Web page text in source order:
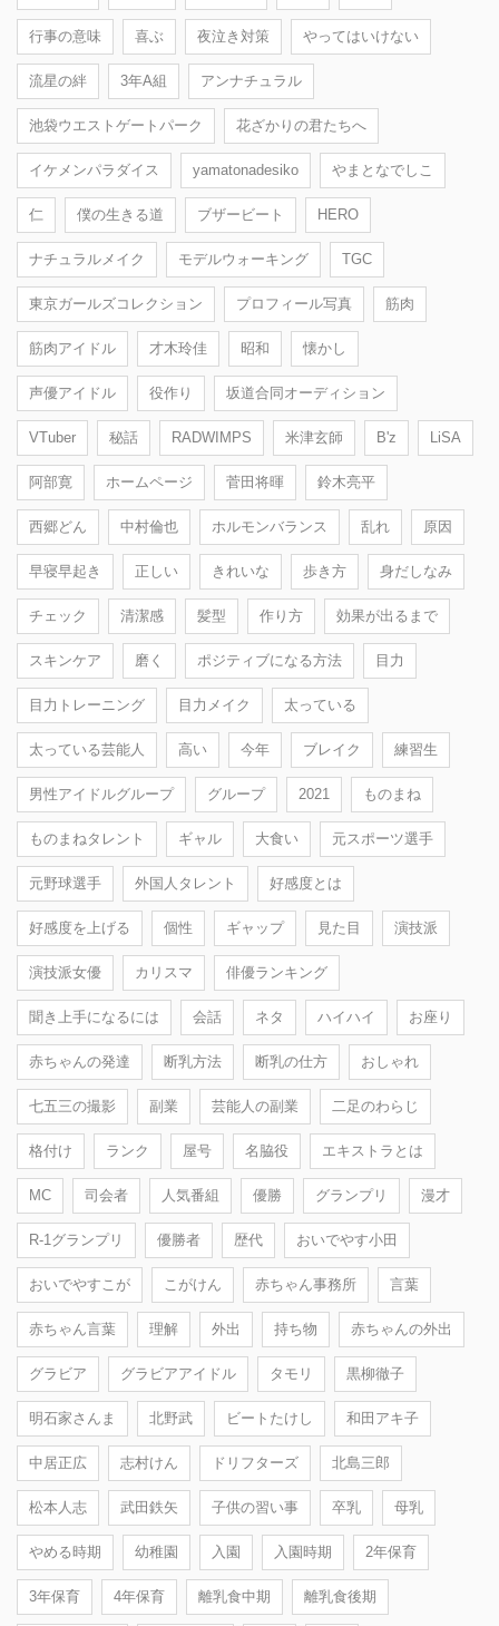
行事の意味 喜ぶ 夜泣き対策 やってはいけない
流星の絆 3年A組 アンナチュラル
池袋ウエストゲートパーク 花ざかりの君たちへ
イケメンパラダイス yamatonadesiko やまとなでしこ
仁 僕の生きる道 ブザービート HERO
ナチュラルメイク モデルウォーキング TGC
東京ガールズコレクション プロフィール写真 筋肉
筋肉アイドル 才木玲佳 昭和 懐かし
声優アイドル 役作り 坂道合同オーディション
VTuber 秘話 RADWIMPS 米津玄師 B'z LiSA
阿部寛 ホームページ 菅田将暉 鈴木亮平
西郷どん 中村倫也 ホルモンバランス 乱れ 原因
早寝早起き 正しい きれいな 歩き方 身だしなみ
チェック 清潔感 髪型 作り方 効果が出るまで
スキンケア 磨く ポジティブになる方法 目力
目力トレーニング 目力メイク 太っている
太っている芸能人 高い 今年 ブレイク 練習生
男性アイドルグループ グループ 2021 ものまね
ものまねタレント ギャル 大食い 元スポーツ選手
元野球選手 外国人タレント 好感度とは
好感度を上げる 個性 ギャップ 見た目 演技派
演技派女優 カリスマ 俳優ランキング
聞き上手になるには 会話 ネタ ハイハイ お座り
赤ちゃんの発達 断乳方法 断乳の仕方 おしゃれ
七五三の撮影 副業 芸能人の副業 二足のわらじ
格付け ランク 屋号 名脇役 エキストラとは
MC 司会者 人気番組 優勝 グランプリ 漫才
R-1グランプリ 優勝者 歴代 おいでやす小田
おいでやすこが こがけん 赤ちゃん事務所 言葉
赤ちゃん言葉 理解 外出 持ち物 赤ちゃんの外出
グラビア グラビアアイドル タモリ 黒柳徹子
明石家さんま 北野武 ビートたけし 和田アキ子
中居正広 志村けん ドリフターズ 北島三郎
松本人志 武田鉄矢 子供の習い事 卒乳 母乳
やめる時期 幼稚園 入園 入園時期 2年保育
3年保育 4年保育 離乳食中期 離乳食後期